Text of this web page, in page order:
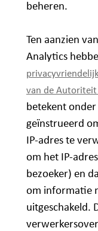
beheren.
Ten aanzien
Analytics
van de Autoriteit
betekent
geïnstrueerd
IP-adres te
om het IP-
bezoeker) en
om informatie
uitgeschakeld.